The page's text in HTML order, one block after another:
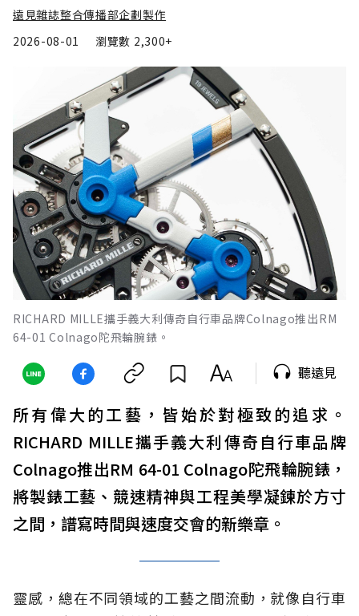
遠見雜誌整合傳播部企劃製作
2026-08-01
瀏覽數 2,300+
RICHARD MILLE攜手義大利傳奇自行車品牌Colnago推出RM
64-01 Colnago陀飛輪腕錶。
聽遠見
所有偉大的工藝，皆始於對極致的追求。
RICHARD MILLE攜手義大利傳奇自行車品牌
Colnago推出RM 64-01 Colnago陀飛輪腕錶，
將製錶工藝、競速精神與工程美學凝鍊於方寸
之間，譜寫時間與速度交會的新樂章。
靈感，總在不同領域的工藝之間流動，就像自行車